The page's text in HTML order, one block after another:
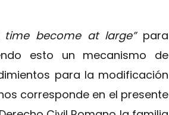
time become at large”para
esto un mecanismo de
para la modificación
corresponde en el presente